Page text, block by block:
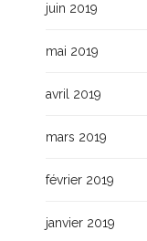
juin 2019
mai 2019
avril 2019
mars 2019
février 2019
janvier 2019